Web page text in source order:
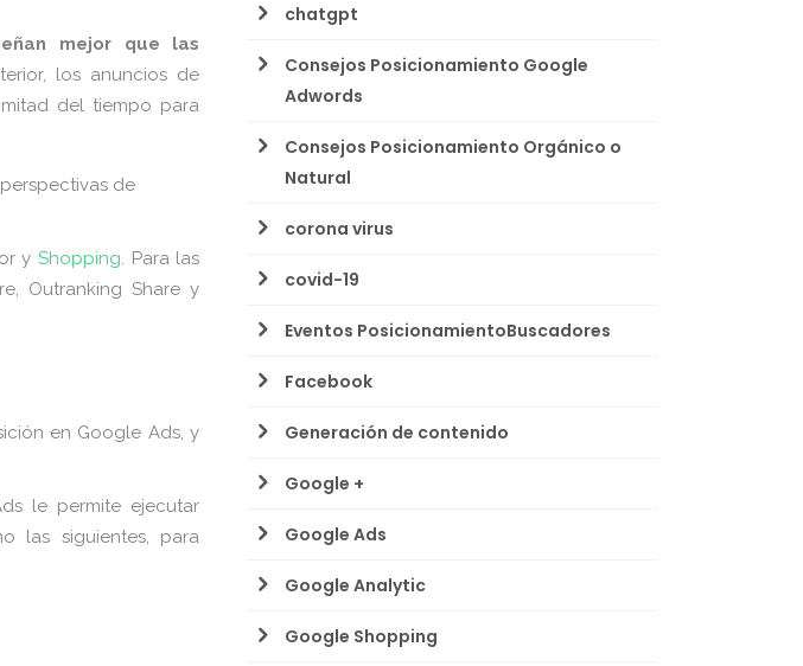
mejor que las
los anuncios de
del tiempo para
de
yShopping. Para las
Outranking Share y
en Google Ads, y
le permite ejecutar
las siguientes, para
chatgpt
Consejos Posicionamiento Google
Adwords
Consejos Posicionamiento Orgánico o
Natural
corona virus
covid-19
Eventos PosicionamientoBuscadores
Facebook
Generación de contenido
Google +
Google Ads
Google Analytic
Google Shopping